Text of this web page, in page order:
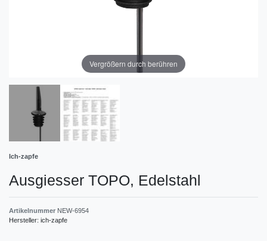
Vergrößern durch berühren
Ich-zapfe
Ausgiesser TOPO, Edelstahl
Artikelnummer NEW-6954
Hersteller: ich-zapfe